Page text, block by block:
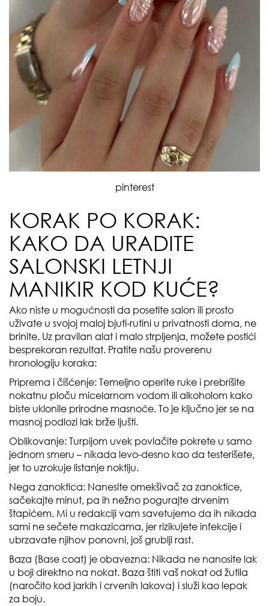
pinterest
KORAK PO KORAK:
KAKO DA URADITE
SALONSKI LETNJI
MANIKIR KOD KUĆE?
Ako niste u mogućnosti da posetite salon ili prosto
uživate u svojoj maloj bjuti-rutini u privatnosti doma, ne
brinite. Uz pravilan alat i malo strpljenja, možete postići
besprekoran rezultat. Pratite našu proverenu
hronologiju koraka:
Priprema i čišćenje: Temeljno operite ruke i prebrišite
nokatnu ploču micelarnom vodom ili alkoholom kako
biste uklonile prirodne masnoće. To je ključno jer se na
masnoj podlozi lak brže ljušti.
Oblikovanje: Turpijom uvek povlačite pokrete u samo
jednom smeru – nikada levo-desno kao da testerišete,
jer to uzrokuje listanje noktiju.
Nega zanoktica: Nanesite omekšivač za zanoktice,
sačekajte minut, pa ih nežno pogurajte drvenim
štapićem. Mi u redakciji vam savetujemo da ih nikada
sami ne sečete makazicama, jer rizikujete infekcije i
ubrzavate njihov ponovni, još grublji rast.
Baza (Base coat) je obavezna: Nikada ne nanosite lak
u boji direktno na nokat. Baza štiti vaš nokat od žutila
(naročito kod jarkih i crvenih lakova) i služi kao lepak
za boju.